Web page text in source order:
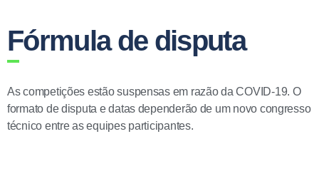
Fórmula de disputa
As competições estão suspensas em razão da COVID-19. O
formato de disputa e datas dependerão de um novo congresso
técnico entre as equipes participantes.